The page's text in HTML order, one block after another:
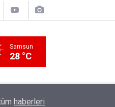
Samsun
28 °C
danışmanlık hizmeti
haberleri